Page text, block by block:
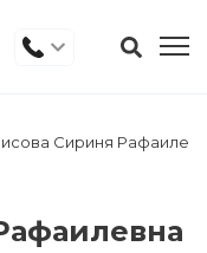
Сириня